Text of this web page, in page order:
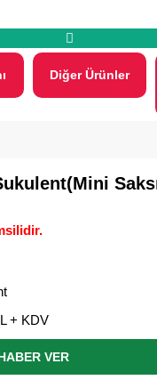
Diğer Ürünler
+ KDV
VER